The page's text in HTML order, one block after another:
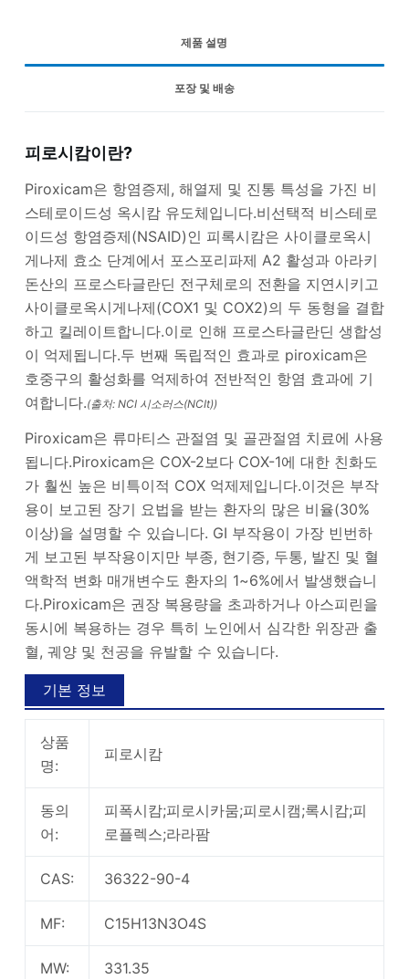
제품 설명
포장 및 배송
피로시캄이란?
Piroxicam은 항염증제, 해열제 및 진통 특성을 가진 비
스테로이드성 옥시캄 유도체입니다.비선택적 비스테로
이드성 항염증제(NSAID)인 피록시캄은 사이클로옥시
게나제 효소 단계에서 포스포리파제 A2 활성과 아라키
돈산의 프로스타글란딘 전구체로의 전환을 지연시키고
사이클로옥시게나제(COX1 및 COX2)의 두 동형을 결합
하고 킬레이트합니다.이로 인해 프로스타글란딘 생합성
이 억제됩니다.두 번째 독립적인 효과로 piroxicam은
호중구의 활성화를 억제하여 전반적인 항염 효과에 기
여합니다.(출처: NCI 시소러스(NCIt))
Piroxicam은 류마티스 관절염 및 골관절염 치료에 사용
됩니다.Piroxicam은 COX-2보다 COX-1에 대한 친화도
가 훨씬 높은 비특이적 COX 억제제입니다.이것은 부작
용이 보고된 장기 요법을 받는 환자의 많은 비율(30%
이상)을 설명할 수 있습니다. GI 부작용이 가장 빈번하
게 보고된 부작용이지만 부종, 현기증, 두통, 발진 및 혈
액학적 변화 매개변수도 환자의 1~6%에서 발생했습니
다.Piroxicam은 권장 복용량을 초과하거나 아스피린을
동시에 복용하는 경우 특히 노인에서 심각한 위장관 출
혈, 궤양 및 천공을 유발할 수 있습니다.
기본 정보
상품
명:
피로시캄
동의
어:
피폭시캄;피로시카뭄;피로시캠;록시캄;피
로플렉스;라라팜
CAS: 36322-90-4
MF: C15H13N3O4S
MW: 331.35